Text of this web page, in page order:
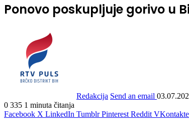
Ponovo poskupljuje gorivo u
Redakcija Send an email
0 335 1 minuta čitanja
Facebook X LinkedIn Tumblr Pinterest Reddit VKontakte